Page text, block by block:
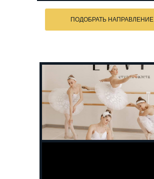
ПОДОБРАТЬ НАПРАВЛЕНИЕ